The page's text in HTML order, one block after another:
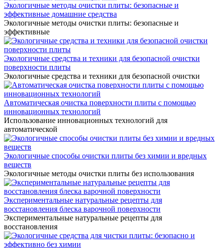
Экологичные методы очистки плиты: безопасные и
эффективные домашние средства
Экологичные методы очистки плиты: безопасные и
эффективные
Экологичные средства и техники для безопасной очистки
поверхности плиты
Экологичные средства и техники для безопасной очистки
Автоматическая очистка поверхности плиты с помощью
инновационных технологий
Использование инновационных технологий для
автоматической
Экологичные способы очистки плиты без химии и вредных
веществ
Экологичные методы очистки плиты без использования
Экспериментальные натуральные рецепты для
восстановления блеска варочной поверхности
Экспериментальные натуральные рецепты для
восстановления